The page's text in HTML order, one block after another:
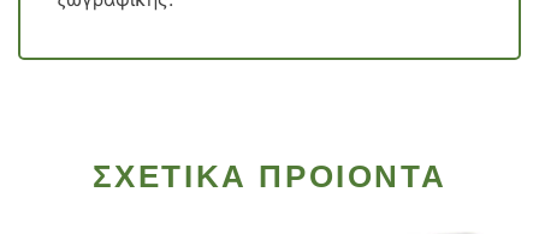
ΣΧΕΤΙΚΑ ΠΡΟΙΟΝΤΑ